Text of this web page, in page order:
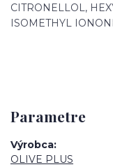
CITRONELLOL,
ISOMETHYL
Parametre
Výrobca
OLIVE PLUS